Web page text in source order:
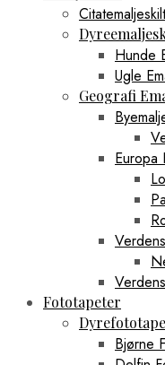
Hunde
Ugle
Geografi
Europa
Fototapeter
Bjørne